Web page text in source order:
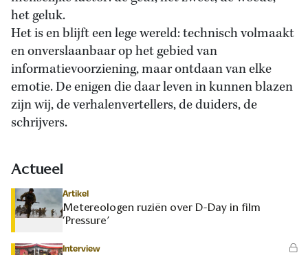
het geluk.
Het is en blijft een lege wereld: technisch volmaakt
en onverslaanbaar op het gebied van
informatievoorziening, maar ontdaan van elke
emotie. De enigen die daar leven in kunnen blazen
zijn wij, de verhalenvertellers, de duiders, de
schrijvers.
Actueel
Artikel
Metereologen ruziën over D-Day in film
‘Pressure’
Interview